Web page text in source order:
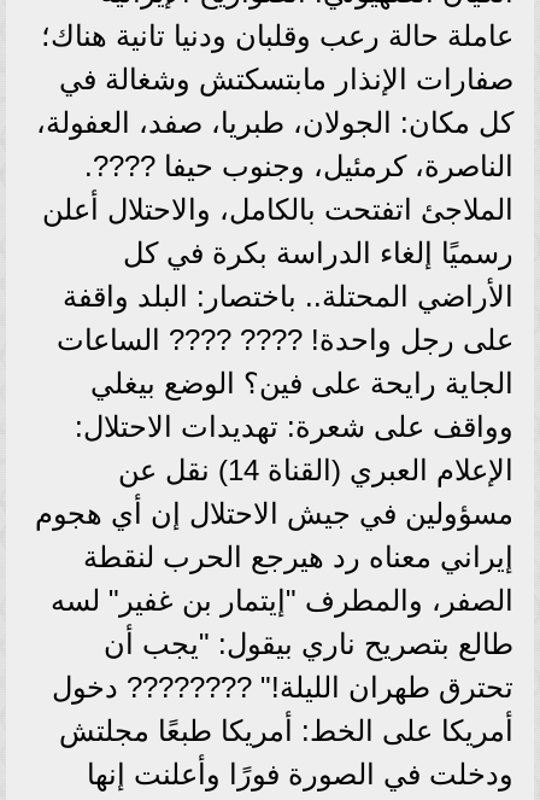
عاملة حالة رعب وقلبان ودنيا تانية هناك؛
صفارات الإنذار مابتسكتش وشغالة في
كل مكان: الجولان، طبريا، صفد، العفولة،
الناصرة، كرمئيل، وجنوب حيفا ????.
الملاجئ اتفتحت بالكامل، والاحتلال أعلن
رسميًا إلغاء الدراسة بكرة في كل
الأراضي المحتلة.. باختصار: البلد واقفة
على رجل واحدة! ???? ???? الساعات
الجاية رايحة على فين؟ الوضع بيغلي
وواقف على شعرة: تهديدات الاحتلال:
الإعلام العبري (القناة 14) نقل عن
مسؤولين في جيش الاحتلال إن أي هجوم
إيراني معناه رد هيرجع الحرب لنقطة
الصفر، والمطرف "إيتمار بن غفير" لسه
طالع بتصريح ناري بيقول: "يجب أن
تحترق طهران الليلة!" ????️???? دخول
أمريكا على الخط: أمريكا طبعًا مجلتش
ودخلت في الصورة فورًا وأعلنت إنها